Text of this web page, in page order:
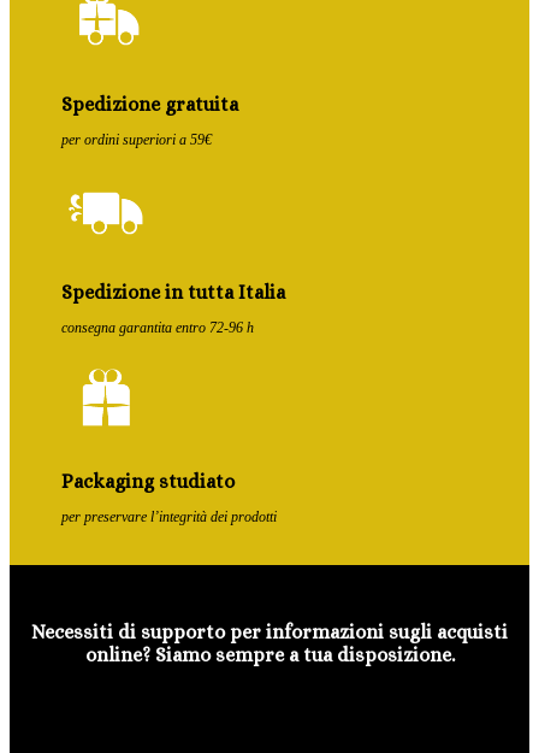
Spedizione gratuita
per ordini superiori a 59€
Spedizione in tutta Italia
consegna garantita entro 72-96 h
Packaging studiato
per preservare l’integrità dei prodotti
Necessiti di supporto per informazioni sugli acquisti
online? Siamo sempre a tua disposizione.